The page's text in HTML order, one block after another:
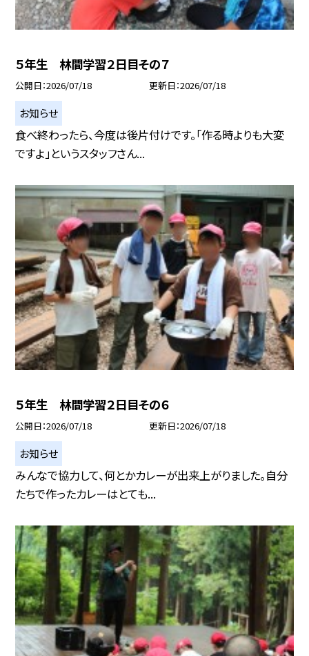
５年生 林間学習２日目その７
公開日 2026/07/18 更新日 2026/07/18
お知らせ
食べ終わったら、今度は後片付けです。「作る時よりも大変
ですよ」というスタッフさん...
５年生 林間学習２日目その６
公開日 2026/07/18 更新日 2026/07/18
お知らせ
みんなで協力して、何とかカレーが出来上がりました。自分
たちで作ったカレーはとても...